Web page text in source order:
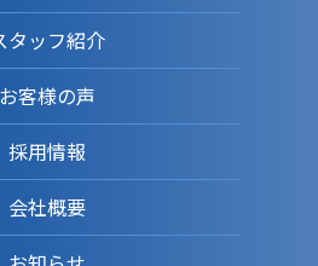
タッフ紹介
お客様の声
採用情報
会社概要